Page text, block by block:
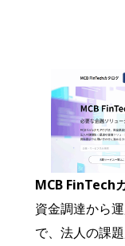
MCB FinTech
資金調達から
で、法人の課